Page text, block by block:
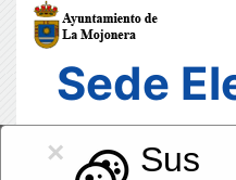
×
Sus
Sede